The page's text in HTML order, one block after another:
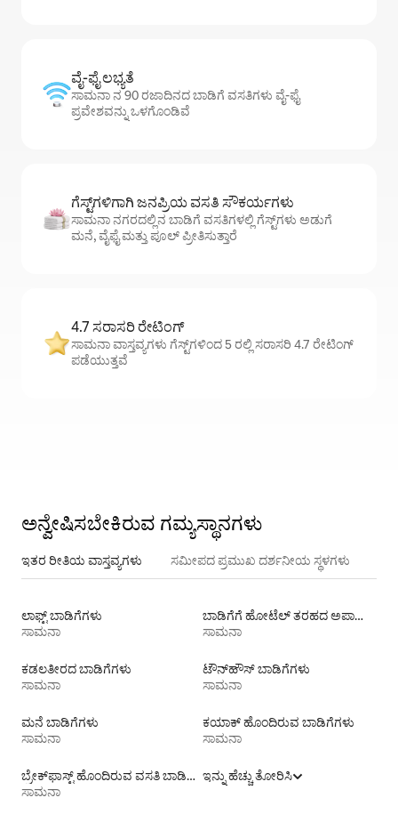
ವೈ-ಫೈ ಲಭ್ಯತೆ
ಸಾಮನಾ ನ 90 ರಜಾದಿನದ ಬಾಡಿಗೆ ವಸತಿಗಳು ವೈ-ಫೈ
ಪ್ರವೇಶವನ್ನು ಒಳಗೊಂಡಿವೆ
ಗೆಸ್ಟ್‌ಗಳಿಗಾಗಿ ಜನಪ್ರಿಯ ವಸತಿ ಸೌಕರ್ಯಗಳು
ಸಾಮನಾ ನಗರದಲ್ಲಿನ ಬಾಡಿಗೆ ವಸತಿಗಳಲ್ಲಿ ಗೆಸ್ಟ್‌ಗಳು ಅಡುಗೆ
ಮನೆ, ವೈಫೈ ಮತ್ತು ಪೂಲ್ ಪ್ರೀತಿಸುತ್ತಾರೆ
4.7 ಸರಾಸರಿ ರೇಟಿಂಗ್
ಸಾಮನಾ ವಾಸ್ತವ್ಯಗಳು ಗೆಸ್ಟ್‌ಗಳಿಂದ 5 ರಲ್ಲಿ ಸರಾಸರಿ 4.7 ರೇಟಿಂಗ್
ಪಡೆಯುತ್ತವೆ
ಅನ್ವೇಷಿಸಬೇಕಿರುವ ಗಮ್ಯಸ್ಥಾನಗಳು
ಇತರ ರೀತಿಯ ವಾಸ್ತವ್ಯಗಳು ಸಮೀಪದ ಪ್ರಮುಖ ದರ್ಶನೀಯ ಸ್ಥಳಗಳು
ಲಾಫ್ಟ್‌ ಬಾಡಿಗೆಗಳು
ಸಾಮನಾ
ಬಾಡಿಗೆಗೆ ಹೋಟೆಲ್ ತರಹದ ಅಪಾರ್ಟ್‌‌ಮೆಂಟ್‌
ಸಾಮನಾ
ಕಡಲತೀರದ ಬಾಡಿಗೆಗಳು
ಸಾಮನಾ
ಟೌನ್‌ಹೌಸ್ ‌ಬಾಡಿಗೆಗಳು
ಸಾಮನಾ
ಮನೆ ಬಾಡಿಗೆಗಳು
ಸಾಮನಾ
ಕಯಾಕ್ ಹೊಂದಿರುವ ಬಾಡಿಗೆಗಳು
ಸಾಮನಾ
ಬ್ರೇಕ್‍‍ಫಾಸ್ಟ್ ಹೊಂದಿರುವ ವಸತಿ ಬಾಡಿಗೆಗಳು
ಸಾಮನಾ
ಇನ್ನು ಹೆಚ್ಚು ತೋರಿಸಿ